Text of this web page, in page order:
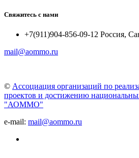
Свяжитесь с нами
+7(911)904-856-09-12 Россия,
mail@aommo.ru
© Ассоциация организаций по
проектов и достижению
"АОММО"
e-mail: mail@aommo.ru